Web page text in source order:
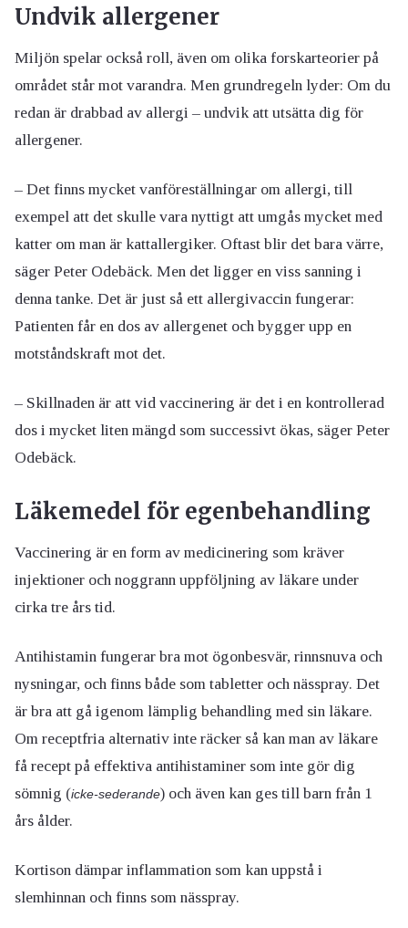
Undvik allergener
Miljön spelar också roll, även om olika forskarteorier på
området står mot varandra. Men grundregeln lyder: Om du
redan är drabbad av allergi – undvik att utsätta dig för
allergener.
– Det finns mycket vanföreställningar om allergi, till
exempel att det skulle vara nyttigt att umgås mycket med
katter om man är kattallergiker. Oftast blir det bara värre,
säger Peter Odebäck. Men det ligger en viss sanning i
denna tanke. Det är just så ett allergivaccin fungerar:
Patienten får en dos av allergenet och bygger upp en
motståndskraft mot det.
– Skillnaden är att vid vaccinering är det i en kontrollerad
dos i mycket liten mängd som successivt ökas, säger Peter
Odebäck.
Läkemedel för egenbehandling
Vaccinering är en form av medicinering som kräver
injektioner och noggrann uppföljning av läkare under
cirka tre års tid.
Antihistamin fungerar bra mot ögonbesvär, rinnsnuva och
nysningar, och finns både som tabletter och nässpray. Det
är bra att gå igenom lämplig behandling med sin läkare.
Om receptfria alternativ inte räcker så kan man av läkare
få recept på effektiva antihistaminer som inte gör dig
sömnig (icke-sederande) och även kan ges till barn från 1
års ålder.
Kortison dämpar inflammation som kan uppstå i
slemhinnan och finns som nässpray.